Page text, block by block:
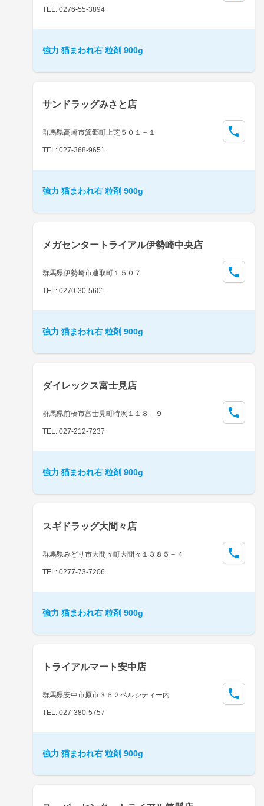
TEL: 0276-55-3894
強力 猫まわれ右 粒剤 900g
サンドラッグみさと店
群馬県高崎市箕郷町上芝５０１－１
TEL: 027-368-9651
強力 猫まわれ右 粒剤 900g
メガセンタートライアル伊勢崎中央店
群馬県伊勢崎市連取町１５０７
TEL: 0270-30-5601
強力 猫まわれ右 粒剤 900g
ダイレックス富士見店
群馬県前橋市富士見町時沢１１８－９
TEL: 027-212-7237
強力 猫まわれ右 粒剤 900g
スギドラッグ大間々店
群馬県みどり市大間々町大間々１３８５－４
TEL: 0277-73-7206
強力 猫まわれ右 粒剤 900g
トライアルマート安中店
群馬県安中市原市３６２ベルシティー内
TEL: 027-380-5757
強力 猫まわれ右 粒剤 900g